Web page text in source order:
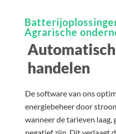
Agrarische
Automatisch
handelen
De software van ons
energiebeheer door
wanneer de tarieven laag,